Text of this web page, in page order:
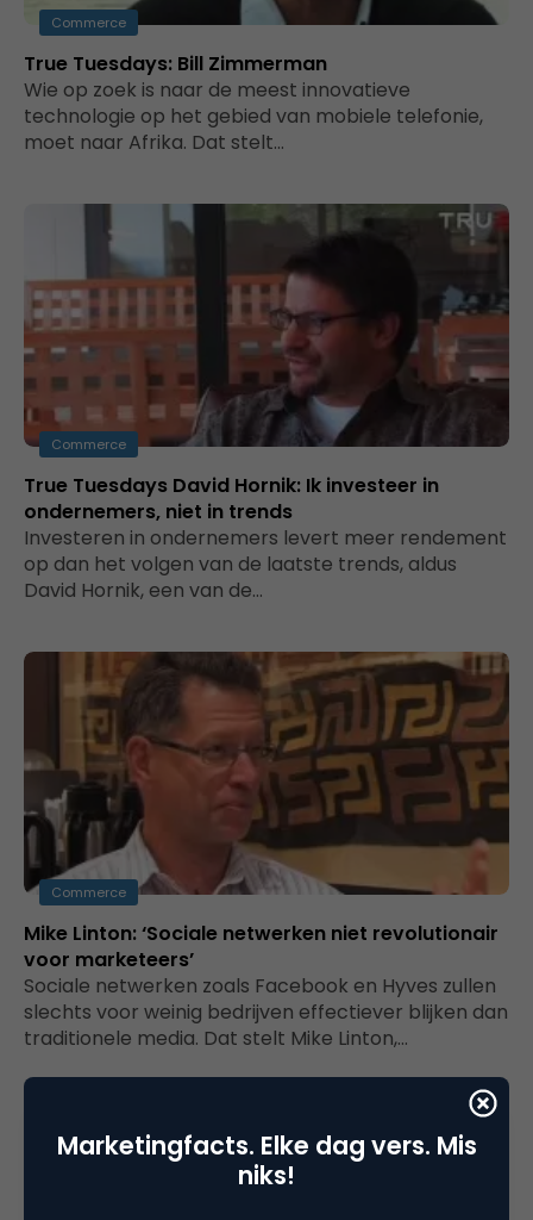
Commerce
True Tuesdays: Bill Zimmerman
Wie op zoek is naar de meest innovatieve
technologie op het gebied van mobiele telefonie,
moet naar Afrika. Dat stelt…
Commerce
True Tuesdays David Hornik: Ik investeer in
ondernemers, niet in trends
Investeren in ondernemers levert meer rendement
op dan het volgen van de laatste trends, aldus
David Hornik, een van de…
Commerce
Mike Linton: ‘Sociale netwerken niet revolutionair
voor marketeers’
Sociale netwerken zoals Facebook en Hyves zullen
slechts voor weinig bedrijven effectiever blijken dan
traditionele media. Dat stelt Mike Linton,…
Marketingfacts. Elke dag vers. Mis
niks!